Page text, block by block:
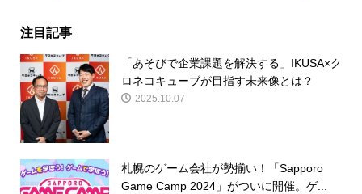
注目記事
「あそびで企業課題を解決する」IKUSA×ク
ロネコキューブが目指す未来像とは？
2025.10.07
札幌のゲーム会社が勢揃い！「Sapporo
Game Camp 2024」がついに開催。ゲ...